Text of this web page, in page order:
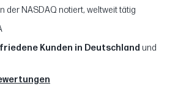
der NASDAQ notiert, weltweit tätig
Kunden in Deutschland und